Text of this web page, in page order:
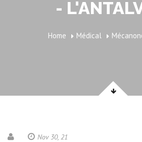
-
Home Médical
Nov 30, 21